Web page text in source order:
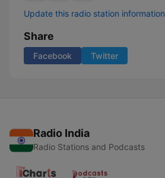
Update this radio station information
Share
Facebook Twitter
Radio India
Radio Stations and Podcasts